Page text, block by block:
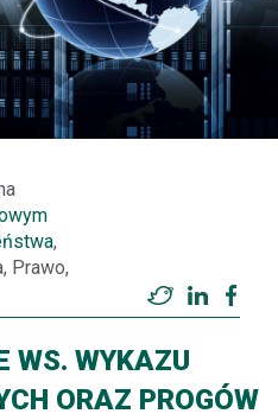
,
Prawo,
Twitter
WS. WYKAZU
ORAZ PROGÓW